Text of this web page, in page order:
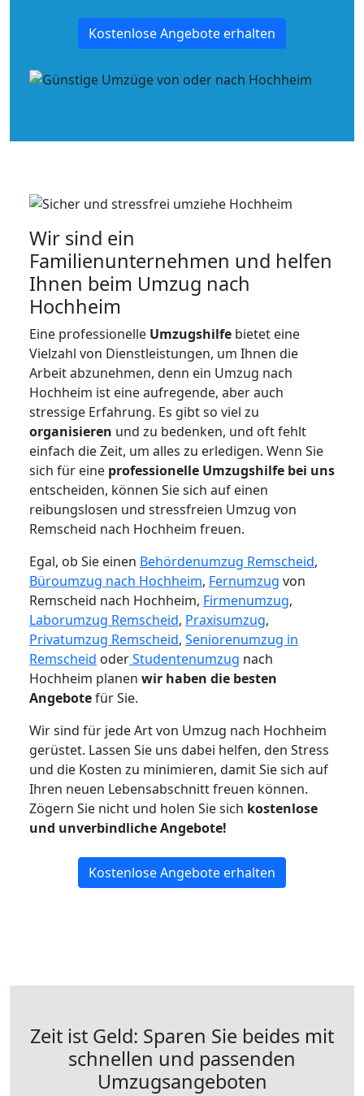
Kostenlose Angebote erhalten
Wir sind ein
Familienunternehmen und helfen
Ihnen beim Umzug nach
Hochheim
Eine professionelle Umzugshilfe bietet eine
Vielzahl von Dienstleistungen, um Ihnen die
Arbeit abzunehmen, denn ein Umzug nach
Hochheim ist eine aufregende, aber auch
stressige Erfahrung. Es gibt so viel zu
organisieren und zu bedenken, und oft fehlt
einfach die Zeit, um alles zu erledigen. Wenn Sie
sich für eine professionelle Umzugshilfe bei uns
entscheiden, können Sie sich auf einen
reibungslosen und stressfreien Umzug von
Remscheid nach Hochheim freuen.
Egal, ob Sie einen Behördenumzug Remscheid,
Büroumzug nach Hochheim, Fernumzug von
Remscheid nach Hochheim, Firmenumzug,
Laborumzug Remscheid, Praxisumzug,
Privatumzug Remscheid, Seniorenumzug in
Remscheid oderStudentenumzug nach
Hochheim planen wir haben die besten
Angebotefür Sie.
Wir sind für jede Art von Umzug nach Hochheim
gerüstet. Lassen Sie uns dabei helfen, den Stress
und die Kosten zu minimieren, damit Sie sich auf
Ihren neuen Lebensabschnitt freuen können.
Zögern Sie nicht und holen Sie sich kostenlose
und unverbindliche Angebote!
Kostenlose Angebote erhalten
Zeit ist Geld: Sparen Sie beides mit
schnellen und passenden
Umzugsangeboten